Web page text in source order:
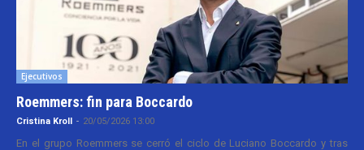
Ejecutivos
Roemmers: fin para Boccardo
Cristina Kroll - 20/05/2026 13:00
En el grupo Roemmers se cerró el ciclo de Luciano Boccardo y tras